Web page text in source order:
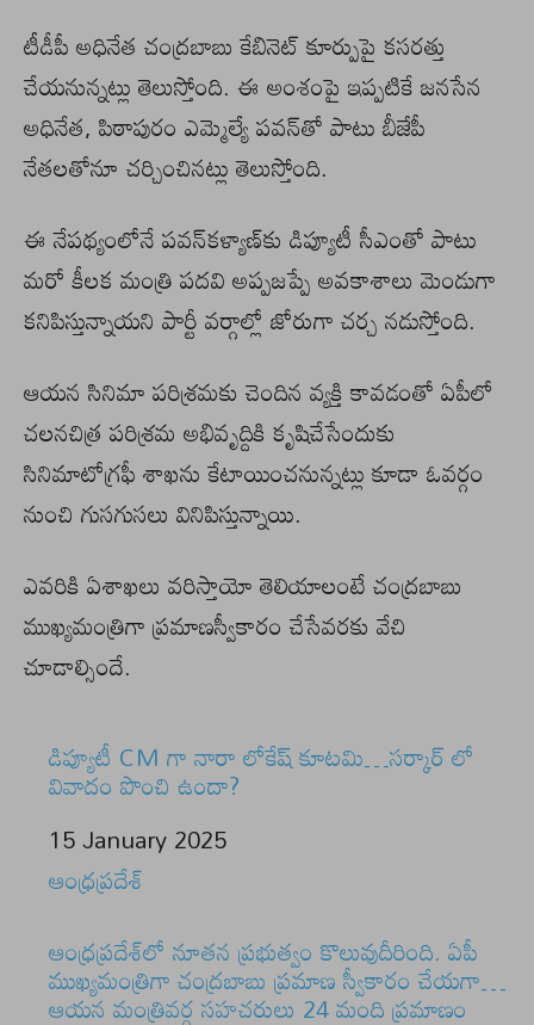
టీడీపీ అధినేత చంద్రబాబు కేబినెట్ కూర్పుపై కసరత్తు
చేయనున్నట్లు తెలుస్తోంది. ఈ అంశంపై ఇప్పటికే జనసేన
అధినేత, పిఠాపురం ఎమ్మెల్యే పవన్‌తో పాటు బీజేపీ
నేతలతోనూ చర్చించినట్లు తెలుస్తోంది.
ఈ నేపథ్యంలోనే పవన్‌కళ్యాణ్‌కు డిప్యూటీ సీఎంతో పాటు
మరో కీలక మంత్రి పదవి అప్పజప్పే అవకాశాలు మెండుగా
కనిపిస్తున్నాయని పార్టీ వర్గాల్లో జోరుగా చర్చ నడుస్తోంది.
ఆయన సినిమా పరిశ్రమకు చెందిన వ్యక్తి కావడంతో ఏపీలో
చలనచిత్ర పరిశ్రమ అభివృద్దికి కృషిచేసేందుకు
సినిమాటోగ్రఫీ శాఖను కేటాయించనున్నట్లు కూడా ఓవర్గం
నుంచి గుసగుసలు వినిపిస్తున్నాయి.
ఎవరికి ఏశాఖలు వరిస్తాయో తెలియాలంటే చంద్రబాబు
ముఖ్యమంత్రిగా ప్రమాణస్వీకారం చేసేవరకు వేచి
చూడాల్సిందే.
డిప్యూటీ CM గా నారా లోకేష్ కూటమి…సర్కార్ లో
వివాదం పొంచి ఉందా?
Date
15 January 2025
In relation to
ఆంధ్రప్రదేశ్
ఆంధ్రప్రదేశ్‌లో నూతన ప్రభుత్వం కొలువుదీరింది. ఏపీ
ముఖ్యమంత్రిగా చంద్రబాబు ప్రమాణ స్వీకారం చేయగా…
ఆయన మంత్రివర్గ సహచరులు 24 మంది ప్రమాణం